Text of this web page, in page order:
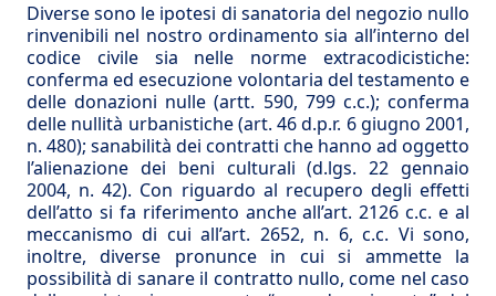
Diverse sono le ipotesi di sanatoria del negozio nullo
rinvenibili nel nostro ordinamento sia all’interno del
codice civile sia nelle norme extracodicistiche:
conferma ed esecuzione volontaria del testamento e
delle donazioni nulle (artt. 590, 799 c.c.); conferma
delle nullità urbanistiche (art. 46 d.p.r. 6 giugno 2001,
n. 480); sanabilità dei contratti che hanno ad oggetto
l’alienazione dei beni culturali (d.lgs. 22 gennaio
2004, n. 42). Con riguardo al recupero degli effetti
dell’atto si fa riferimento anche all’art. 2126 c.c. e al
meccanismo di cui all’art. 2652, n. 6, c.c. Vi sono,
inoltre, diverse pronunce in cui si ammette la
possibilità di sanare il contratto nullo, come nel caso